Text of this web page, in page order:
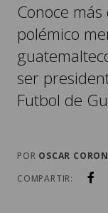
Conoce
polémico
ser
Futbol de
POR OSCAR
COMPARTIR: